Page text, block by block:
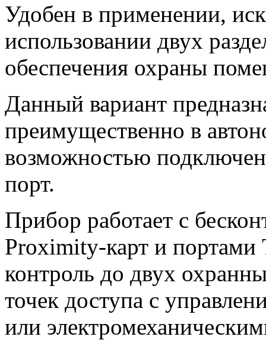
Удобен в применении,
использовании двух
обеспечения охраны
Данный вариант
преимущественно в
возможностью
порт.
Прибор работает с
Proximity-карт и портами
контроль до двух
точек доступа с
или